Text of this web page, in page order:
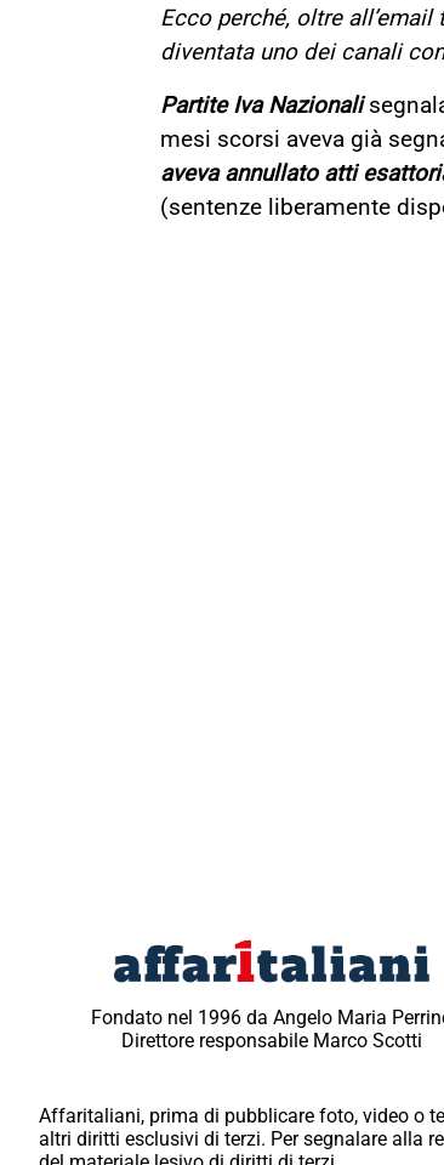
Ecco perché, oltre
diventata uno dei canali
Partite Iva Nazionali
mesi scorsi aveva già
aveva annullato atti
(sentenze liberamente
Fondato nel 1996 da Angelo Maria
Direttore responsabile Marco Scotti
Affaritaliani, prima di pubblicare foto, video o
altri diritti esclusivi di terzi. Per segnalare alla